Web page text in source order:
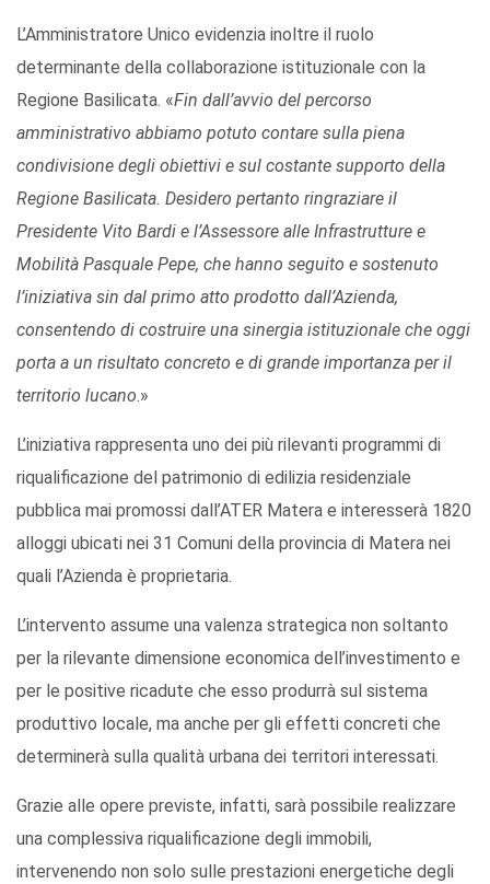
L’Amministratore Unico evidenzia inoltre il ruolo
determinante della collaborazione istituzionale con la
Regione Basilicata. «Fin dall’avvio del percorso
amministrativo abbiamo potuto contare sulla piena
condivisione degli obiettivi e sul costante supporto della
Regione Basilicata. Desidero pertanto ringraziare il
Presidente Vito Bardi e l’Assessore alle Infrastrutture e
Mobilità Pasquale Pepe, che hanno seguito e sostenuto
l’iniziativa sin dal primo atto prodotto dall’Azienda,
consentendo di costruire una sinergia istituzionale che oggi
porta a un risultato concreto e di grande importanza per il
territorio lucano.»
L’iniziativa rappresenta uno dei più rilevanti programmi di
riqualificazione del patrimonio di edilizia residenziale
pubblica mai promossi dall’ATER Matera e interesserà 1820
alloggi ubicati nei 31 Comuni della provincia di Matera nei
quali l’Azienda è proprietaria.
L’intervento assume una valenza strategica non soltanto
per la rilevante dimensione economica dell’investimento e
per le positive ricadute che esso produrrà sul sistema
produttivo locale, ma anche per gli effetti concreti che
determinerà sulla qualità urbana dei territori interessati.
Grazie alle opere previste, infatti, sarà possibile realizzare
una complessiva riqualificazione degli immobili,
intervenendo non solo sulle prestazioni energetiche degli